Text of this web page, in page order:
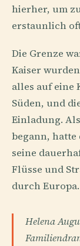
hierher, um
erstaunlich
Die Grenze
Kaiser
alles auf eine
Süden, und
Einladung.
begann, hatte
seine
Flüsse und
durch
Helena